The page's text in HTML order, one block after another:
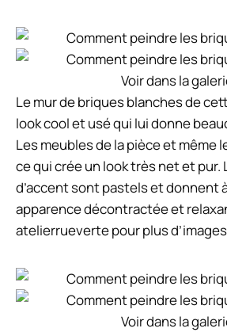
Voir dans la
Le mur de briques blanches de
look cool et usé qui lui donne
Les meubles de la pièce et même
ce qui crée un look très net et pur.
d’accent sont pastels et donnent
apparence décontractée et
atelierrueverte pour plus
Voir dans la